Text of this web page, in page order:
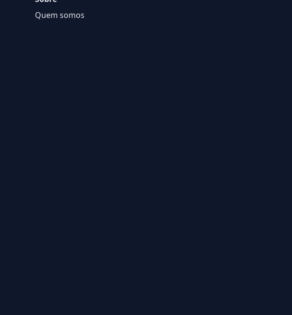
Quem somos